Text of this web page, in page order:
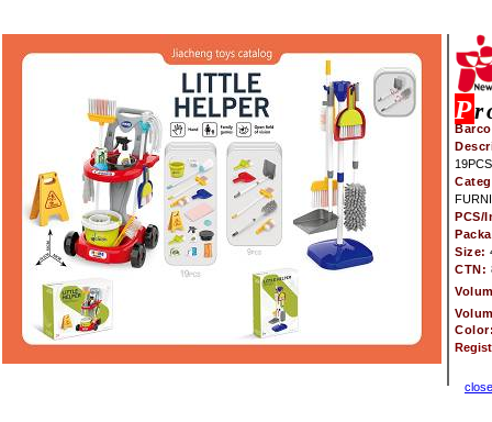
P
19PCS
PCS/
Size:
CTN:
close